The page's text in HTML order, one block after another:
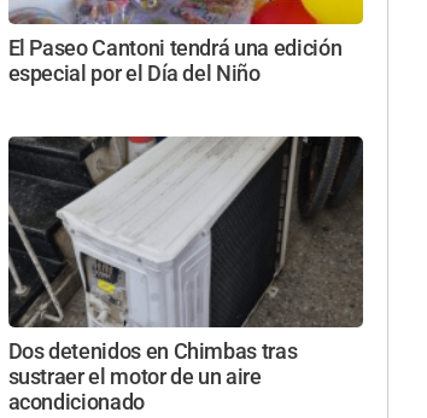
El Paseo Cantoni tendrá una edición
especial por el Día del Niño
Dos detenidos en Chimbas tras
sustraer el motor de un aire
acondicionado